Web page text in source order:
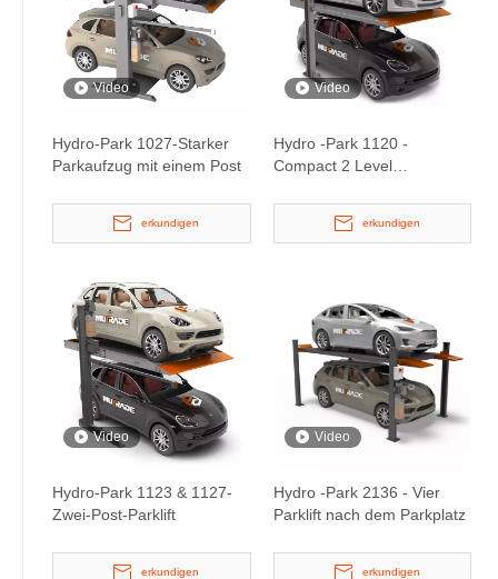
Video
Hydro-Park 1027-Starker
Parkaufzug mit einem Post
erkundigen
Video
Hydro -Park 1120 -
Compact 2 Level
erkundigen
Video
Hydro-Park 1123 & 1127-
Zwei-Post-Parklift
erkundigen
Video
Hydro -Park 2136 - Vier
Parklift nach dem Parkplatz
erkundigen